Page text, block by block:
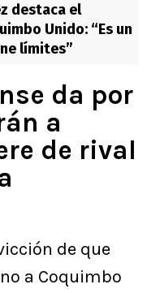
destaca el
Unido: “Es un
límites”
da por
a
de rival
de que
a Coquimbo